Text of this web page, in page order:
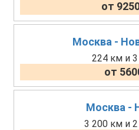
от
Москва -
224 км и
от
Москва -
3 200 км и